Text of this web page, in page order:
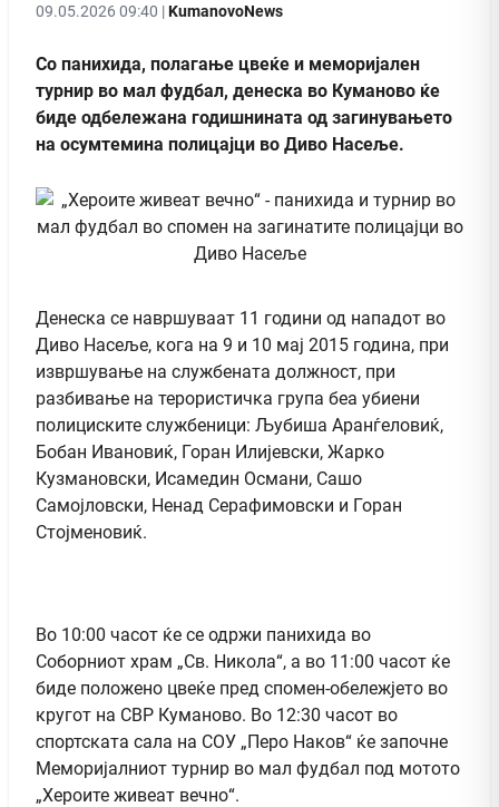
09.05.2026 09:40 |KumanovoNews
Со панихида, полагање цвеќе и меморијален
турнир во мал фудбал, денеска во Куманово ќе
биде одбележана годишнината од загинувањето
на осумтемина полицајци во Диво Насеље.
Денеска се навршуваат 11 години од нападот во
Диво Насеље, кога на 9 и 10 мај 2015 година, при
извршување на службената должност, при
разбивање на терористичка група беа убиени
полициските службеници: Љубиша Аранѓеловиќ,
Бобан Ивановиќ, Горан Илијевски, Жарко
Кузмановски, Исамедин Османи, Сашо
Самојловски, Ненад Серафимовски и Горан
Стојменовиќ.
Во 10:00 часот ќе се одржи панихида во
Соборниот храм „Св. Никола“, а во 11:00 часот ќе
биде положено цвеќе пред спомен-обележјето во
кругот на СВР Куманово. Во 12:30 часот во
спортската сала на СОУ „Перо Наков“ ќе започне
Меморијалниот турнир во мал фудбал под мотото
„Хероите живеат вечно“.